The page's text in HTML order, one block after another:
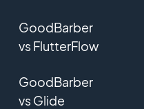
GoodBarber
vs FlutterFlow
GoodBarber
vs Glide